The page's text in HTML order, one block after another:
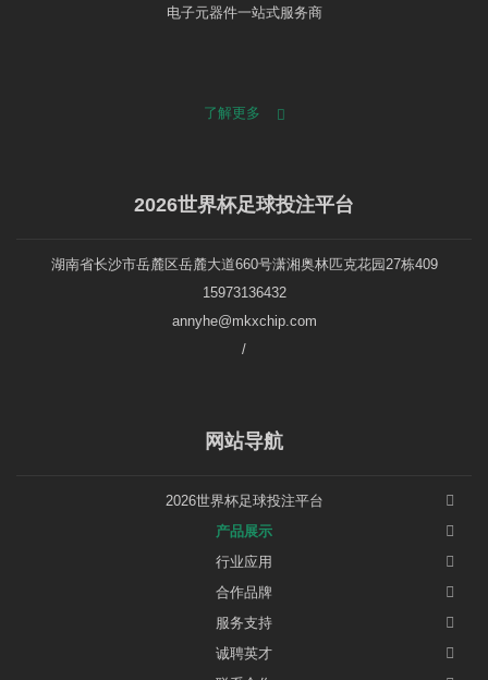
电子元器件一站式服务商
了解更多
2026世界杯足球投注平台
湖南省长沙市岳麓区岳麓大道660号潇湘奥林匹克花园27栋409
15973136432
annyhe@mkxchip.com
/
网站导航
2026世界杯足球投注平台
产品展示
行业应用
合作品牌
服务支持
诚聘英才